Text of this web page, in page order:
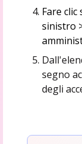
Fare clic
sinistro
segno
degli